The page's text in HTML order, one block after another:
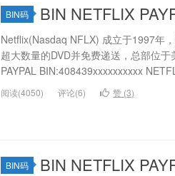
BIN码 BIN NETFLIX
Netflix(Nasdaq NFLX) 成立于1997年
超大数量的DVD并免费递送，总部位
PAYPAL BIN:408439xxxxxxxxxx
阅读(4050) 评论(6) 赞 (3)
BIN码 BIN NETFLIX